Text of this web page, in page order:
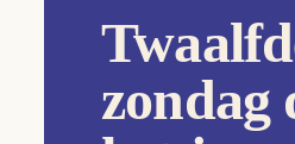
Heilige Familie
HH. Petrus en Paulus
zondag